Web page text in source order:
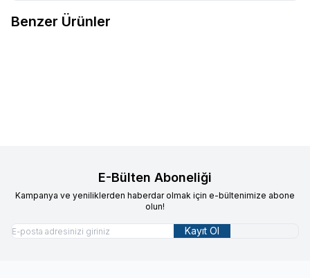
Benzer Ürünler
E-Bülten Aboneliği
Kampanya ve yeniliklerden haberdar olmak için e-bültenimize abone
olun!
Kayıt Ol